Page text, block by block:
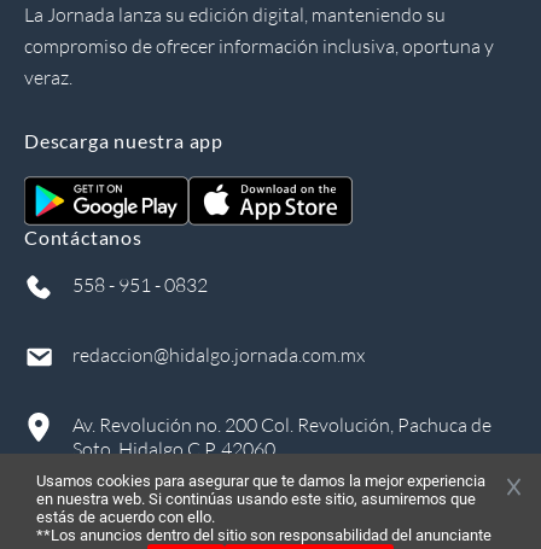
La Jornada lanza su edición digital, manteniendo su
compromiso de ofrecer información inclusiva, oportuna y
veraz.
Descarga nuestra app
Contáctanos
558 - 951 - 0832
redaccion@hidalgo.jornada.com.mx
Av. Revolución no. 200 Col. Revolución, Pachuca de
Soto, Hidalgo C.P. 42060
Usamos cookies para asegurar que te damos la mejor experiencia
en nuestra web. Si continúas usando este sitio, asumiremos que
estás de acuerdo con ello.
**Los anuncios dentro del sitio son responsabilidad del anunciante